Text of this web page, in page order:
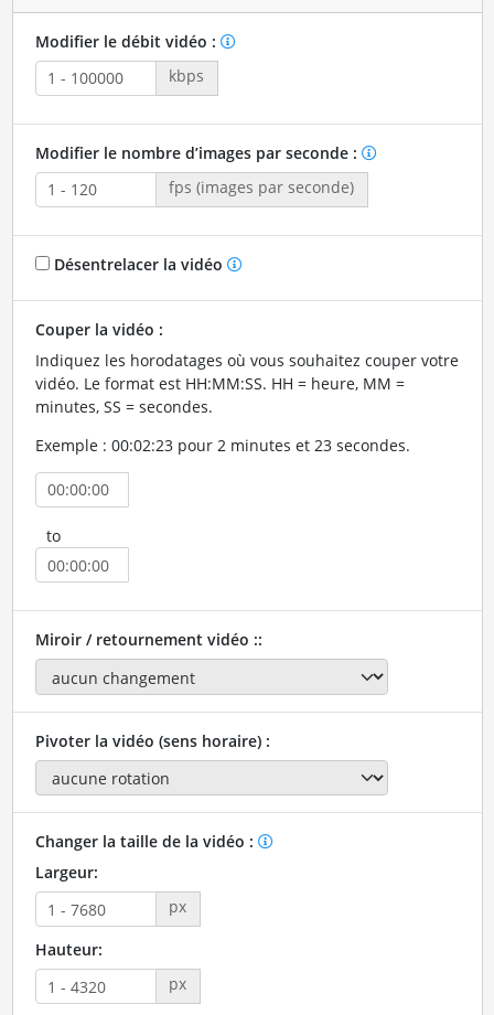
Modifier le débit vidéo :
kbps
Modifier le nombre d’images par seconde :
fps (images par seconde)
Désentrelacer la vidéo
Couper la vidéo :
Indiquez les horodatages où vous souhaitez couper votre
vidéo. Le format est HH:MM:SS. HH = heure, MM =
minutes, SS = secondes.
Exemple : 00:02:23 pour 2 minutes et 23 secondes.
to
Miroir / retournement vidéo ::
Pivoter la vidéo (sens horaire) :
Changer la taille de la vidéo :
Largeur:
px
Hauteur:
px